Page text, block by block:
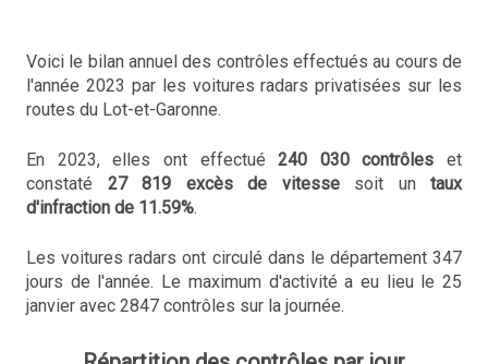
Voici le bilan annuel des contrôles effectués au cours de
l'année 2023 par les voitures radars privatisées sur les
routes du Lot-et-Garonne.
En 2023, elles ont effectué240 030 contrôles et
constaté 27 819 excès de vitessesoit un taux
d'infraction de 11.59%.
Les voitures radars ont circulé dans le département 347
jours de l'année. Le maximum d'activité a eu lieu le 25
janvier avec 2847 contrôles sur la journée.